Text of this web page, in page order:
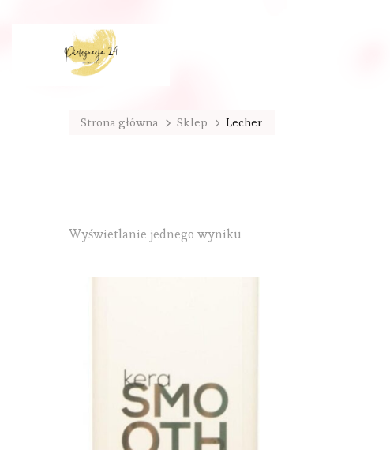
Strona główna Sklep Lecher
Wyświetlanie jednego wyniku